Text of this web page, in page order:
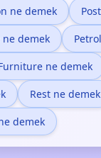
ne demek
ne demek
ne demek
Rest ne demek
demek